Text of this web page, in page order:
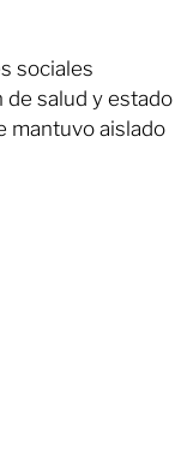
sociales
de salud y estado
mantuvo aislado